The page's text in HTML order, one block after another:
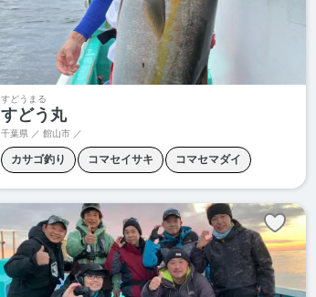
すどうまる
すどう丸
千葉県 ／ 館山市 ／
カサゴ釣り コマセイサキ コマセマダイ
ショウサイフグ釣り ハタ釣り ヒラメ釣り
プラヅノ 五目釣り 根魚釣り 泳がせ釣り
青物ルアー